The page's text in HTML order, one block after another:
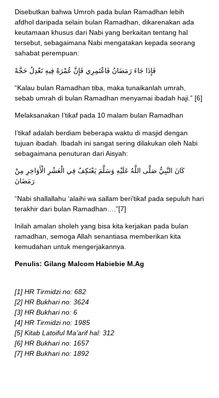
Disebutkan bahwa Umroh pada bulan Ramadhan lebih
afdhol daripada selain bulan Ramadhan, dikarenakan ada
keutamaan khusus dari Nabi yang berkaitan tentang hal
tersebut, sebagaimana Nabi mengatakan kepada seorang
sahabat perempuan:
فَإِذَا جَاءَ رَمَضَانُ فَاعْتَمِرِي فَإِنَّ عُمْرَةً فِيهِ تَعْدِلُ حَجَّةً
“Kalau bulan Ramadhan tiba, maka tunaikanlah umrah,
sebab umrah di bulan Ramadhan menyamai ibadah haji.” [6]
Melaksanakan I’tikaf pada 10 malam bulan Ramadhan
I’tikaf adalah berdiam beberapa waktu di masjid dengan
tujuan ibadah. Ibadah ini sangat sering dilakukan oleh Nabi
sebagaimana penuturan dari Aisyah:
كَانَ النَّبِيُّ صَلَّى اللَّهُ عَلَيْهِ وَسَلَّمَ يَعْتَكِفُ فِي الْعَشْرِ الْأَوَاخِرِ مِنْ
رَمَضَانَ
“Nabi shallallahu ‘alaihi wa sallam beri’tikaf pada sepuluh hari
terakhir dari bulan Ramadhan….”[7]
Inilah amalan sholeh yang bisa kita kerjakan pada bulan
ramadhan, semoga Allah senantiasa memberikan kita
kemudahan untuk mengerjakannya.
Penulis: Gilang Malcom Habiebie M.Ag
[1] HR Tirmidzi no: 682
[2] HR Bukhari no: 3624
[3] HR Bukhari no: 6
[4] HR Tirmidzi no: 1985
[5] Kitab Latoiful Ma’arif hal: 312
[6] HR Bukhari no: 1657
[7] HR Bukhari no: 1892